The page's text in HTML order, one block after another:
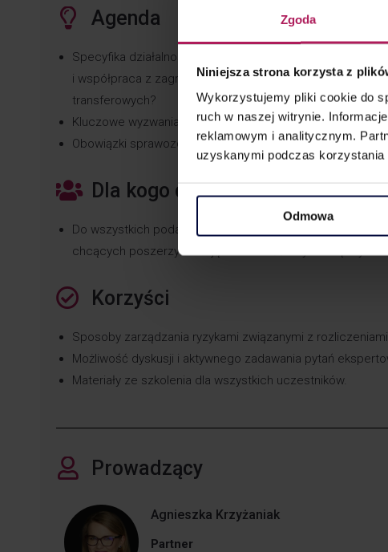
Zgoda
Niniejsza strona korzysta z
Wykorzystujemy pliki cookie do
ruch w naszej witrynie.
reklamowym i analitycznym.
uzyskanymi podczas korzystania
Odmowa
Agenda
Specyfika działalności w ramach branży IT,
i współpraca z zagranicznymi podmiotami powiązanymi
transferowych?
Kluczowe wyzwania w zakresie cen transferowych w
Obowiązki sprawozdawcze w zakresie cen
Dla kogo dedykowane jest to
Do wszystkich podatników działających w branży IT,
chcących poszerzyć swoją działalność o rynki
Korzyści
Sposoby zarządzania ryzykami związanymi z
Możliwość dyskusji i aktywnego zadawania pytań
Materiały ze szkolenia dla wszystkich uczestników.
Prowadzący
Agnieszka Krzyżaniak
Partner